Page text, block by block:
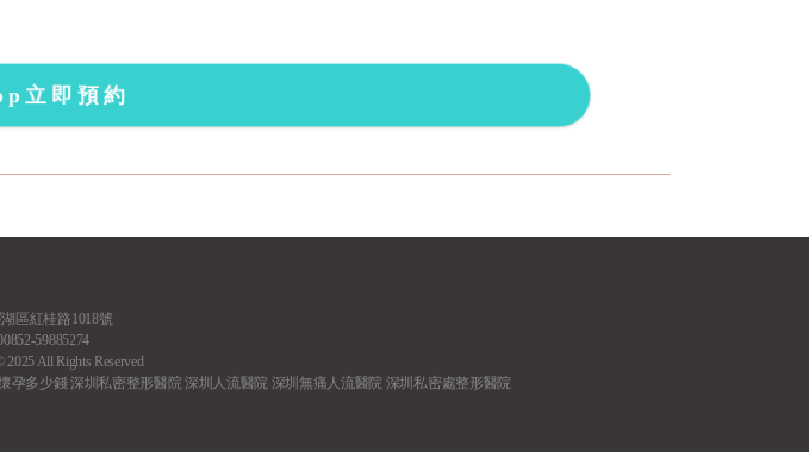
立即預約
區紅桂路1018號
59885274
2025 All Rights Reserved
孕多少錢深圳私密整形醫院深圳人流醫院 深圳無痛人流醫院 深圳私密處整形醫院